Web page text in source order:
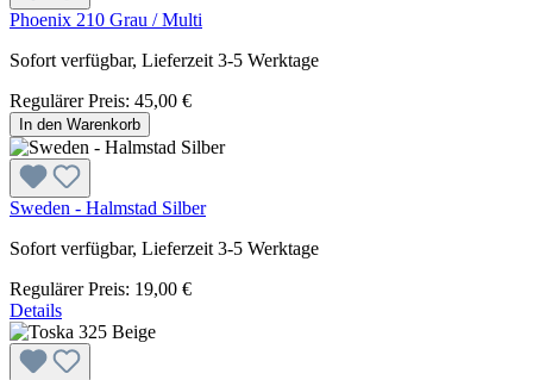
Phoenix 210 Grau / Multi
Sofort verfügbar, Lieferzeit 3-5 Werktage
Regulärer Preis: 45,00 €
In den Warenkorb
Sweden - Halmstad Silber
Sofort verfügbar, Lieferzeit 3-5 Werktage
Regulärer Preis: 19,00 €
Details